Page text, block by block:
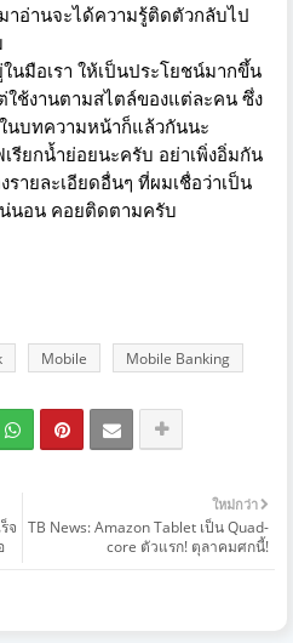
าอ่านจะได้ความรู้ติดตัวกลับไป
นมือเรา ให้เป็นประโยชน์มากขึ้น
ใช้งานตามสไตล์ของแต่ละคน ซึ่ง
นบทความหน้าก็แล้วกันนะ
รียกน้ำย่อยนะครับ อย่าเพิ่งอิ่มกัน
รายละเอียดอื่นๆ ที่ผมเชื่อว่าเป็น
นอน คอยติดตามครับ
Mobile Mobile Banking
ใหม่กว่า
TB News: Amazon Tablet เป็น Quad-
core ตัวแรก! ตุลาคมศกนี้!
จ